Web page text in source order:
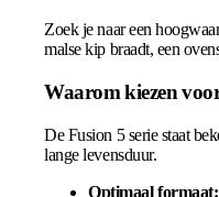
Zoek je naar een
malse kip braadt, een
Waarom kiezen
De Fusion 5 serie staat
lange levensduur.
Optimaal formaat: